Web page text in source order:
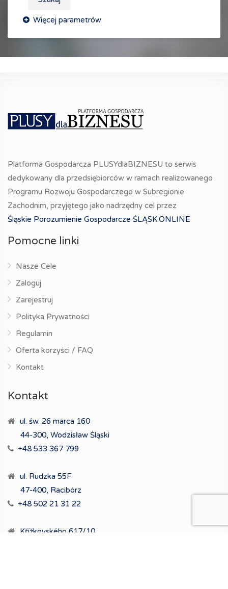
Platforma Gospodarcza PLUSYdlaBIZNESU to serwis
dedykowany dla przedsiębiorców w ramach realizowanego
Programu Rozwoju Gospodarczego w Subregionie
Zachodnim, przyjętego jako nadrzędny cel przez
Śląskie Porozumienie Gospodarcze ŚLĄSK.ONLINE
Pomocne linki
Nasze Cele
Zaloguj
Zarejestruj
Polityka Prywatności
Regulamin
Oferta korzyści / FAQ
Kontakt
Kontakt
ul. św. 26 marca 160
44-300, Wodzisław Śląski
+48 533 367 799
ul. Rudzka 55F
47-400, Racibórz
+48 502 21 31 22
Křížkovského 617/10